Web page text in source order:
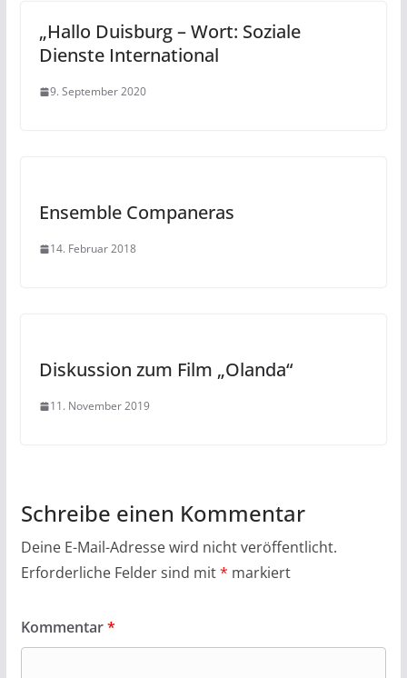
„Hallo Duisburg – Wort: Soziale
Dienste International
9. September 2020
Ensemble Companeras
14. Februar 2018
Diskussion zum Film „Olanda“
11. November 2019
Schreibe einen Kommentar
Deine E-Mail-Adresse wird nicht veröffentlicht.
Erforderliche Felder sind mit* markiert
Kommentar*